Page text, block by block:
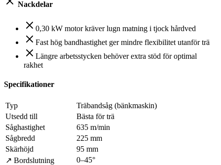
Nackdelar
0,30 kW motor kräver lugn matning i tjock hårdved
Fast hög bandhastighet ger mindre flexibilitet utanför trä
Längre arbetsstycken behöver extra stöd för optimal
rakhet
Specifikationer
Typ
Träbandsåg (bänkmaskin)
Utsedd till
Bästa för trä
Såghastighet
635 m/min
Sågbredd
225 mm
Skärhöjd
95 mm
↗ Bordslutning
0–45°